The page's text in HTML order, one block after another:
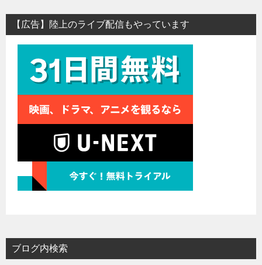
【広告】陸上のライブ配信もやっています
ブログ内検索